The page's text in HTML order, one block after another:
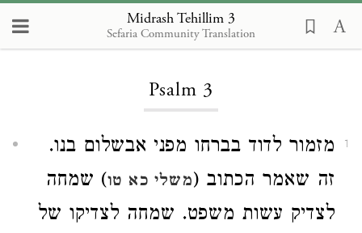
Midrash Tehillim 3
Sefaria Community Translation
Loading...
Psalm 3
1
מזמור לדוד בברחו מפני אבשלום בנו.
זה שאמר הכתוב (משלי כא טו) שמחה
לצדיק עשות משפט. שמחה לצדיקו של